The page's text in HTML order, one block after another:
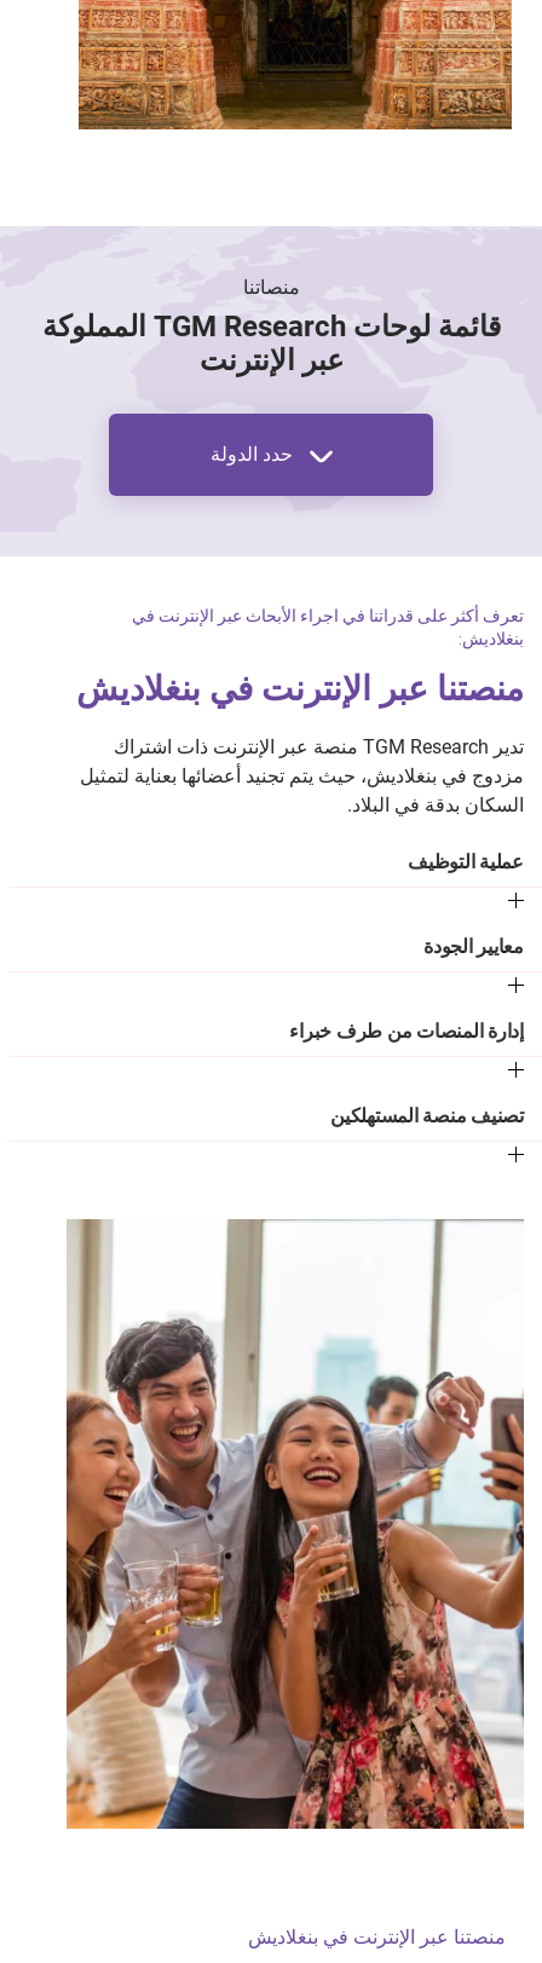
منصاتنا
قائمة لوحات TGM Research المملوكة
عبر الإنترنت
تعرف أكثر على قدراتنا في اجراء الأبحاث عبر الإنترنت في
بنغلاديش:
منصتنا عبر الإنترنت في بنغلاديش
تدير TGM Research منصة عبر الإنترنت ذات اشتراك
مزدوج في بنغلاديش، حيث يتم تجنيد أعضائها بعناية لتمثيل
السكان بدقة في البلاد.
عملية التوظيف
معايير الجودة
إدارة المنصات من طرف خبراء
تصنيف منصة المستهلكين
منصتنا عبر الإنترنت في بنغلاديش